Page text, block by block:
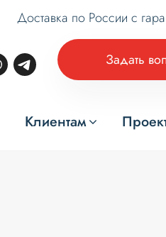
Доставка по России с
Задать
Клиентам